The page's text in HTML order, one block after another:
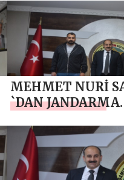
BAYRAMI MESAJI
MEHMET NURİ
`DAN JANDARMA
YIL DÖNÜMÜ